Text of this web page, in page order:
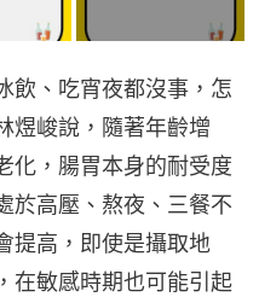
飲、吃宵夜都沒事，怎
煜峻說，隨著年齡增
化，腸胃本身的耐受度
於高壓、熬夜、三餐不
提高，即使是攝取地
在敏感時期也可能引起